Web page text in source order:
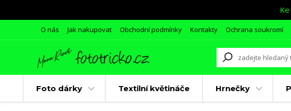
O nás Jak nakupovat Obchodní podmínky Kontakty Ochrana soukromí
Foto dárky Textilní květináče Hrnečky